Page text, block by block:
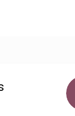
je 5 z 5